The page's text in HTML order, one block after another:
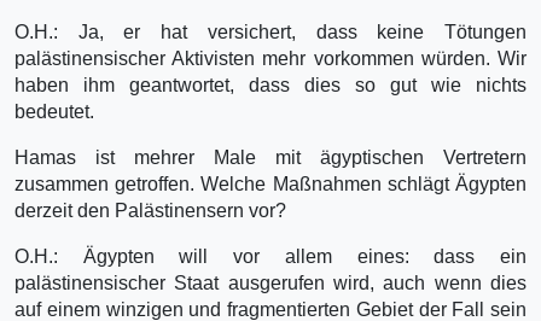
O.H.: Ja, er hat versichert, dass keine Tötungen
palästinensischer Aktivisten mehr vorkommen würden. Wir
haben ihm geantwortet, dass dies so gut wie nichts
bedeutet.
Hamas ist mehrer Male mit ägyptischen Vertretern
zusammen getroffen. Welche Maßnahmen schlägt Ägypten
derzeit den Palästinensern vor?
O.H.: Ägypten will vor allem eines: dass ein
palästinensischer Staat ausgerufen wird, auch wenn dies
auf einem winzigen und fragmentierten Gebiet der Fall sein